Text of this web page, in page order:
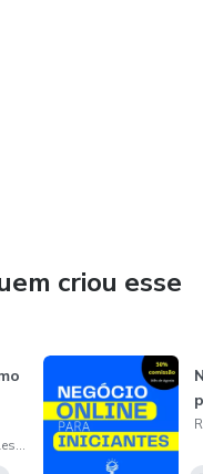
criou esse
Rutimar Santos I Palestrante Motivacional